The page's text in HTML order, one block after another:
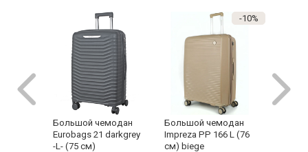
Большой чемодан
Eurobags 21 darkgrey
-L- (75 см)
-10%
Большой чемодан
Impreza PP 166 L (76
см) biege